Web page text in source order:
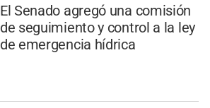
El Senado agregó una comisión
de seguimiento y control a la ley
de emergencia hídrica